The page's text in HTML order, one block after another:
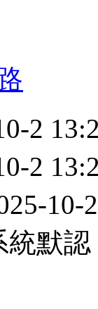
2
2
10-
統默認